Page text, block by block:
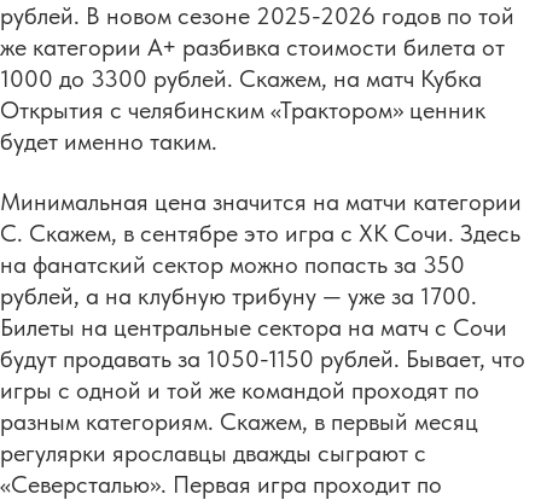
рублей. В новом сезоне 2025-2026 годов по той
же категории А+ разбивка стоимости билета от
1000 до 3300 рублей. Скажем, на матч Кубка
Открытия с челябинским «Трактором» ценник
будет именно таким.
Минимальная цена значится на матчи категории
С. Скажем, в сентябре это игра с ХК Сочи. Здесь
на фанатский сектор можно попасть за 350
рублей, а на клубную трибуну — уже за 1700.
Билеты на центральные сектора на матч с Сочи
будут продавать за 1050-1150 рублей. Бывает, что
игры с одной и той же командой проходят по
разным категориям. Скажем, в первый месяц
регулярки ярославцы дважды сыграют с
«Северсталью». Первая игра проходит по